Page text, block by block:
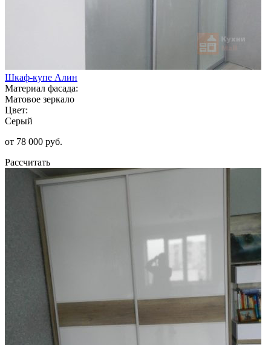
Шкаф-купе Алин
Материал фасада:
Матовое зеркало
Цвет:
Серый
от 78 000 руб.
Рассчитать